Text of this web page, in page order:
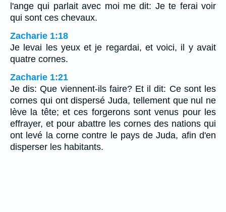
l'ange qui parlait avec moi me dit: Je te ferai voir
qui sont ces chevaux.
Zacharie 1:18
Je levai les yeux et je regardai, et voici, il y avait
quatre cornes.
Zacharie 1:21
Je dis: Que viennent-ils faire? Et il dit: Ce sont les
cornes qui ont dispersé Juda, tellement que nul ne
lève la tête; et ces forgerons sont venus pour les
effrayer, et pour abattre les cornes des nations qui
ont levé la corne contre le pays de Juda, afin d'en
disperser les habitants.